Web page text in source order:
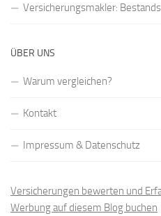
Versicherungsmakler:
ÜBER UNS
Warum vergleichen?
Kontakt
Impressum & Datenschutz
Versicherungen bewerten und
Werbung auf diesem Blog buchen